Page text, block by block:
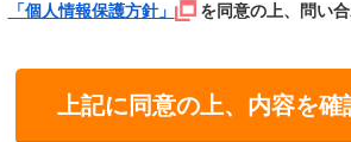
「個人情報保護方針」 を同意の上、問い合
上記に同意の上、内容を確